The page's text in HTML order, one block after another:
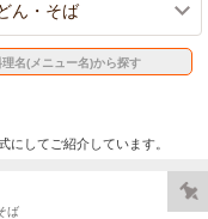
ん・そば
理名(メニュー名)から探す
にしてご紹介しています。
ば